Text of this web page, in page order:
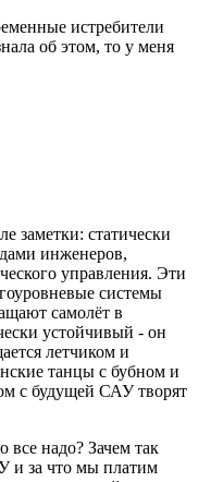
истребители
об этом, то у меня
заметки: статически
инженеров,
управления. Эти
системы
самолёт в
устойчивый - он
летчиком и
танцы с бубном и
с будущей САУ творят
все надо? Зачем так
и за что мы платим